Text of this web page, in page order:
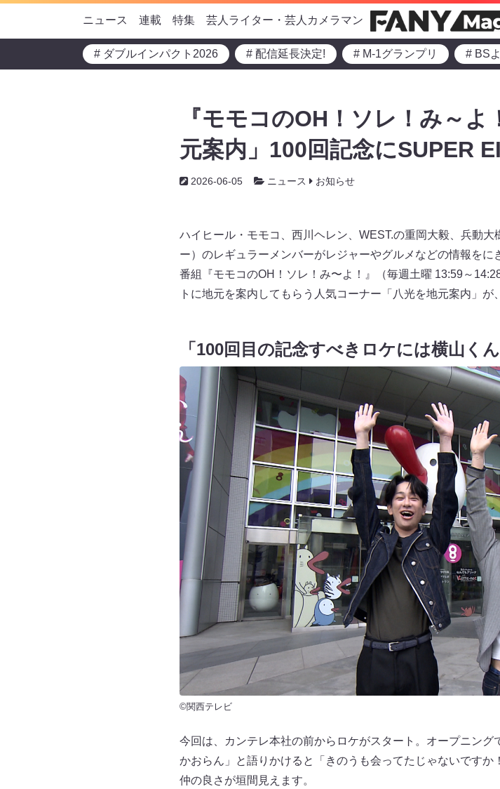
ニュース 連載 特集 芸人ライター・芸人カメラマン
# ダブルインパクト2026 # 配信延長決定! # M-1グランプリ # BS
『モモコのOH！ソレ！み～
元案内」100回記念にSUPER
2026-06-05 ニュース お知らせ
ハイヒール・モモコ、西川ヘレン、WEST.の重岡大毅、兵動
ー）のレギュラーメンバーがレジャーやグルメなどの情報を
番組『モモコのOH！ソレ！み〜よ！』（毎週土曜 13:59～
トに地元を案内してもらう人気コーナー「八光を地元案内」が
「100回目の記念すべきロケには横山く
©関西テレビ
今回は、カンテレ本社の前からロケがスタート。オープニン
かおらん」と語りかけると「きのうも会ってたじゃないですか
仲の良さが垣間見えます。